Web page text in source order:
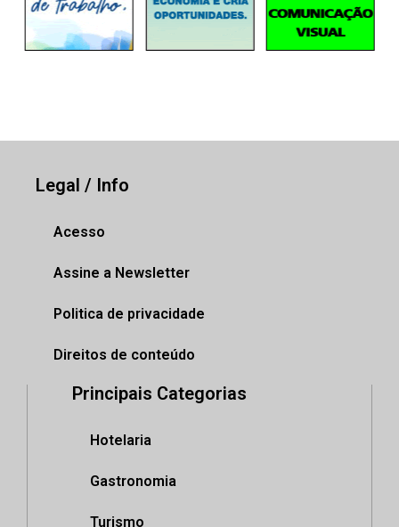
Legal / Info
Acesso
Assine a Newsletter
Politica de privacidade
Direitos de conteúdo
Principais Categorias
Hotelaria
Gastronomia
Turismo